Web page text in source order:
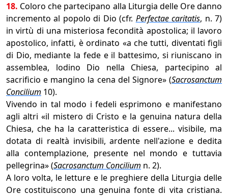
18. Coloro che partecipano alla Liturgia delle Ore danno
incremento al popolo di Dio (cfr. Perfectae caritatis, n. 7)
in virtù di una misteriosa fecondità apostolica; il lavoro
apostolico, infatti, è ordinato «a che tutti, diventati figli
di Dio, mediante la fede e il battesimo, si riuniscano in
assemblea, lodino Dio nella Chiesa, partecipino al
sacrificio e mangino la cena del Signore» (Sacrosanctum
Concilium 10).
Vivendo in tal modo i fedeli esprimono e manifestano
agli altri «il mistero di Cristo e la genuina natura della
Chiesa, che ha la caratteristica di essere... visibile, ma
dotata di realtà invisibili, ardente nell'azione e dedita
alla contemplazione, presente nel mondo e tuttavia
pellegrina» (Sacrosanctum Concilium n. 2).
A loro volta, le letture e le preghiere della Liturgia delle
Ore costituiscono una genuina fonte di vita cristiana.